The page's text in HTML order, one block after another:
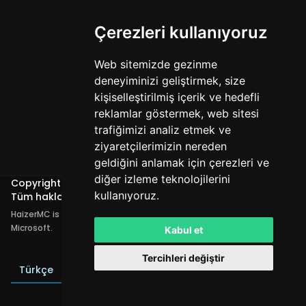
Çerezleri kullanıyoruz
Web sitemizde gezinme
deneyiminizi geliştirmek, size
kişiselleştirilmiş içerik ve hedefli
reklamlar göstermek, web sitesi
trafiğimizi analiz etmek ve
ziyaretçilerimizin nereden
geldiğini anlamak için çerezleri ve
diğer izleme teknolojilerini
kullanıyoruz.
Kabul et
Tercihleri değiştir
Copyright @
Haizer MC
Tüm hakları saklıdır. © 2026
HaizerMC is not affiliated with Mojang AB or
Microsoft.
Türkçe TL LEADEROS